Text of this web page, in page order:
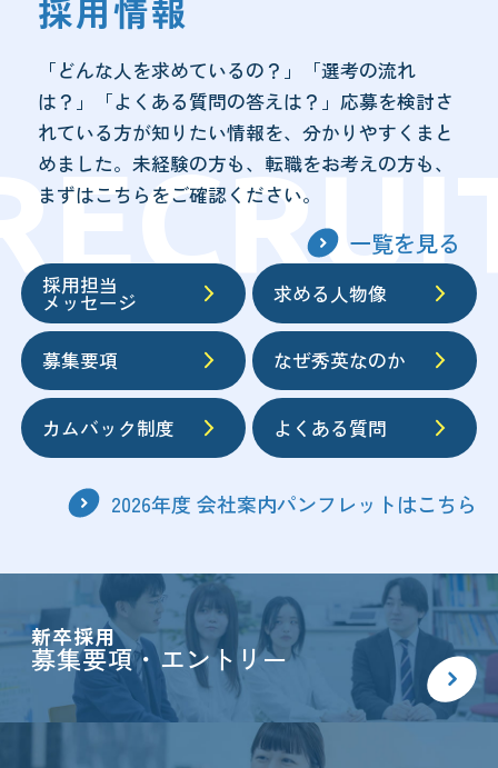
アルバイト
閉じる
採用情報
「どんな人を求めているの？」「選考の流れ
は？」「よくある質問の答えは？」応募を検討さ
れている方が知りたい情報を、分かりやすくまと
めました。未経験の方も、転職をお考えの方も、
まずはこちらをご確認ください。
一覧を見る
採用担当
メッセージ 求める人物像
募集要項 なぜ秀英なのか
カムバック制度 よくある質問
2026年度 会社案内パンフレットはこちら
新卒採用
募集要項・エントリー